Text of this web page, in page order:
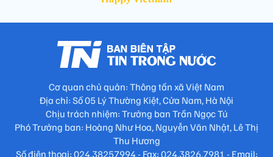
Cơ quan chủ quản: Thông tấn xã Việt Nam
Địa chỉ: Số 05 Lý Thường Kiệt, Cửa Nam, Hà Nội
Chịu trách nhiệm: Trưởng ban Trần Ngọc Tú
Phó Trưởng ban: Hoàng Như Hoa, Nguyễn Văn Nhật, Lê Thị
Thu Hương
Số điện thoại: 024.38257994 - Fax: 024.3826.7981 - Email: